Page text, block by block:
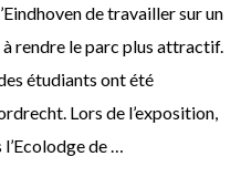
de travailler sur un
rendre le parc plus attractif.
étudiants ont été
Lors de l’exposition,
de …